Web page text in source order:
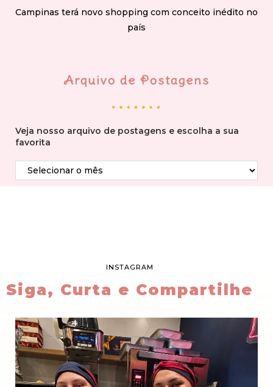
Campinas terá novo shopping com conceito inédito no
país
Arquivo de Postagens
Veja nosso arquivo de postagens e escolha a sua
favorita
INSTAGRAM
Siga, Curta e Compartilhe